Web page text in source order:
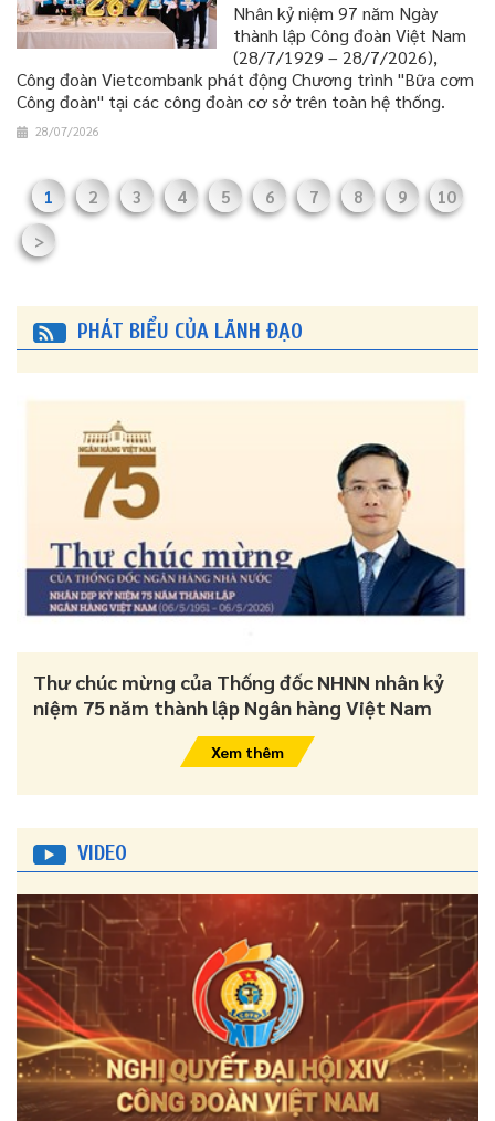
​​​​​​​Nhân kỷ niệm 97 năm Ngày
thành lập Công đoàn Việt Nam
(28/7/1929 – 28/7/2026),
Công đoàn Vietcombank phát động Chương trình "Bữa cơm
Công đoàn" tại các công đoàn cơ sở trên toàn hệ thống.
28/07/2026
1 2 3 4 5 6 7 8 9 10
>
PHÁT BIỂU CỦA LÃNH ĐẠO
Thư chúc mừng của Thống đốc NHNN nhân kỷ
niệm 75 năm thành lập Ngân hàng Việt Nam
Xem thêm
VIDEO